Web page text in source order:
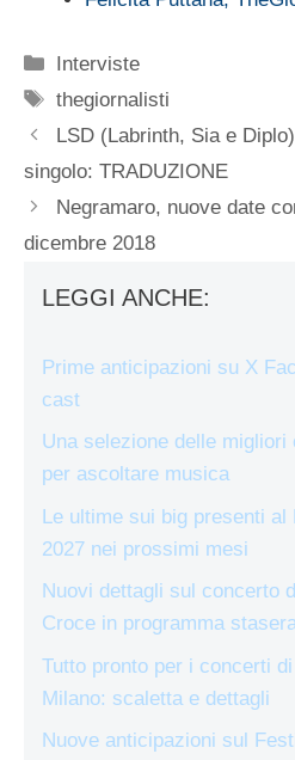
Categorie
Interviste
Tag
thegiornalisti
LSD (Labrinth, Sia e
singolo: TRADUZIONE
Negramaro, nuove date
dicembre 2018
LEGGI ANCHE:
Prime anticipazioni su X
cast
Una selezione delle
per ascoltare musica
Le ultime sui big presenti al
2027 nei prossimi mesi
Nuovi dettagli sul concerto
Croce in programma
Tutto pronto per i concerti
Milano: scaletta e dettagli
Nuove anticipazioni sul